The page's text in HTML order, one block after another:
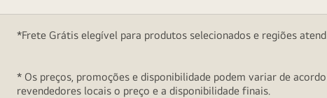
*Frete Grátis elegível para produtos selecionados e regiões
* Os preços, promoções e disponibilidade podem variar de
revendedores locais o preço e a disponibilidade finais.